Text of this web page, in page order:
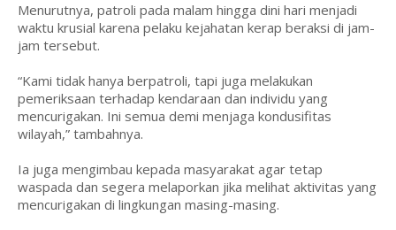
Menurutnya, patroli pada malam hingga dini hari menjadi
waktu krusial karena pelaku kejahatan kerap beraksi di jam-
jam tersebut.
“Kami tidak hanya berpatroli, tapi juga melakukan
pemeriksaan terhadap kendaraan dan individu yang
mencurigakan. Ini semua demi menjaga kondusifitas
wilayah,” tambahnya.
Ia juga mengimbau kepada masyarakat agar tetap
waspada dan segera melaporkan jika melihat aktivitas yang
mencurigakan di lingkungan masing-masing.